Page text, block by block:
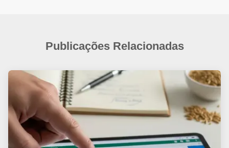
Publicações Relacionadas